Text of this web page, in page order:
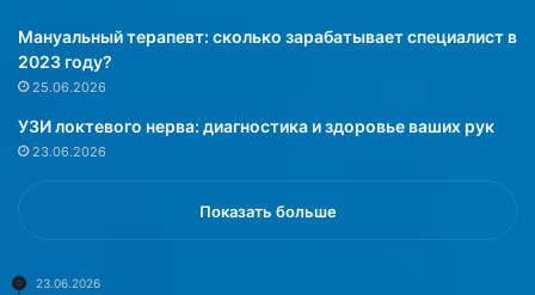
а
р
м
н
и
и
р
Мануальный терапевт: сколько зарабатывает специалист в
2023 году?
25.06.2026
УЗИ локтевого нерва: диагностика и здоровье ваших рук
23.06.2026
Показать больше
23.06.2026